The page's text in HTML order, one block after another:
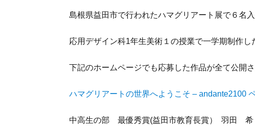
島根県益田市で行われたハマグリアート展で６名入
応用デザイン科1年生美術１の授業で一学期制作し
下記のホームページでも応募した作品が全て公開さ
ハマグリアートの世界へようこそ – andante2100
中高生の部 最優秀賞(益田市教育長賞） 羽田 希